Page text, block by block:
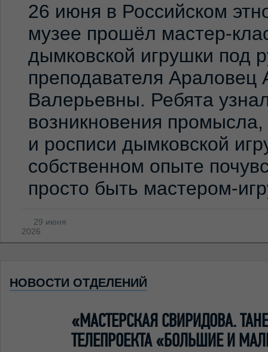
26 июня в Российском
музее прошёл мастер-
дымковской игрушки под
преподавателя Араловец
Валерьевны. Ребята
возникновения
и росписи дымковской
собственном опыте
просто быть мастером-
29 июня
2026
НОВОСТИ ОТДЕЛЕНИЙ
«МАСТЕРСКАЯ СВИРИДОВА.
ТЕЛЕПРОЕКТА «БОЛЬШИЕ И